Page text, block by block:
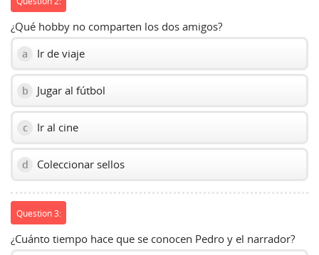
¿Qué hobby no comparten los dos amigos?
a Ir de viaje
b Jugar al fútbol
c Ir al cine
d Coleccionar sellos
Question 3:
¿Cuánto tiempo hace que se conocen Pedro y el narrador?